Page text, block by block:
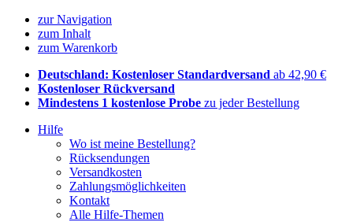
zur Navigation
zum Inhalt
zum Warenkorb
Deutschland: Kostenloser Standardversand ab 42,90 €
Kostenloser Rückversand
Mindestens 1 kostenlose Probe zu jeder Bestellung
Hilfe
Wo ist meine Bestellung?
Rücksendungen
Versandkosten
Zahlungsmöglichkeiten
Kontakt
Alle Hilfe-Themen